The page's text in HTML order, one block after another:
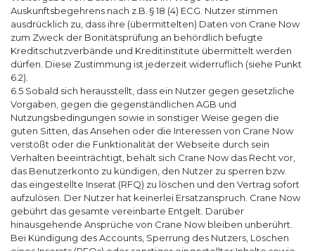
Auskunftsbegehrens nach z.B. § 18 (4) ECG. Nutzer stimmen
ausdrücklich zu, dass ihre (übermittelten) Daten von Crane Now
zum Zweck der Bonitätsprüfung an behördlich befugte
Kreditschutzverbände und Kreditinstitute übermittelt werden
dürfen. Diese Zustimmung ist jederzeit widerruflich (siehe Punkt
6.2).
6.5 Sobald sich herausstellt, dass ein Nutzer gegen gesetzliche
Vorgaben, gegen die gegenständlichen AGB und
Nutzungsbedingungen sowie in sonstiger Weise gegen die
guten Sitten, das Ansehen oder die Interessen von Crane Now
verstößt oder die Funktionalität der Webseite durch sein
Verhalten beeinträchtigt, behält sich Crane Now das Recht vor,
das Benutzerkonto zu kündigen, den Nutzer zu sperren bzw.
das eingestellte Inserat (RFQ) zu löschen und den Vertrag sofort
aufzulösen. Der Nutzer hat keinerlei Ersatzanspruch. Crane Now
gebührt das gesamte vereinbarte Entgelt. Darüber
hinausgehende Ansprüche von Crane Now bleiben unberührt.
Bei Kündigung des Accounts, Sperrung des Nutzers, Löschen